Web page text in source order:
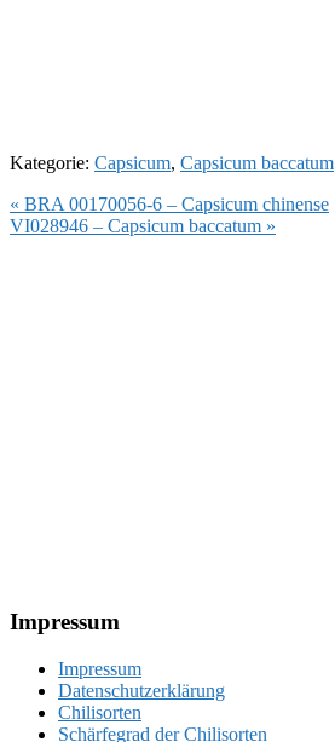
Kategorie: Capsicum, Capsicum baccatum
Vorheriger
Beitrag:
« BRA 00170056-6 – Capsicum chinense
Nächster
VI028946 – Capsicum baccatum »
Footer
Impressum
Impressum
Datenschutzerklärung
Chilisorten
Schärfegrad der Chilisorten